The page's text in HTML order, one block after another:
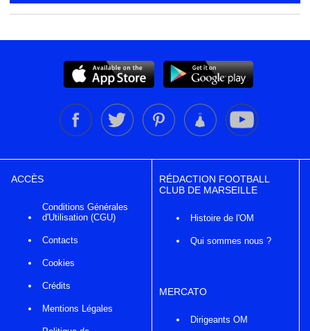
ACCÈS
Conditions Générales
d'Utilisation (CGU)
Contacts
Cookies
Crédits
Mentions Légales
RÉDACTION FOOTBALL
CLUB DE MARSEILLE
Histoire de l'OM
Qui sommes nous ?
MERCATO
Dirigeants OM